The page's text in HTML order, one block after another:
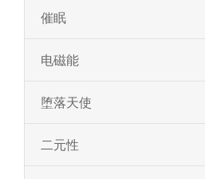
催眠
电磁能
堕落天使
二元性